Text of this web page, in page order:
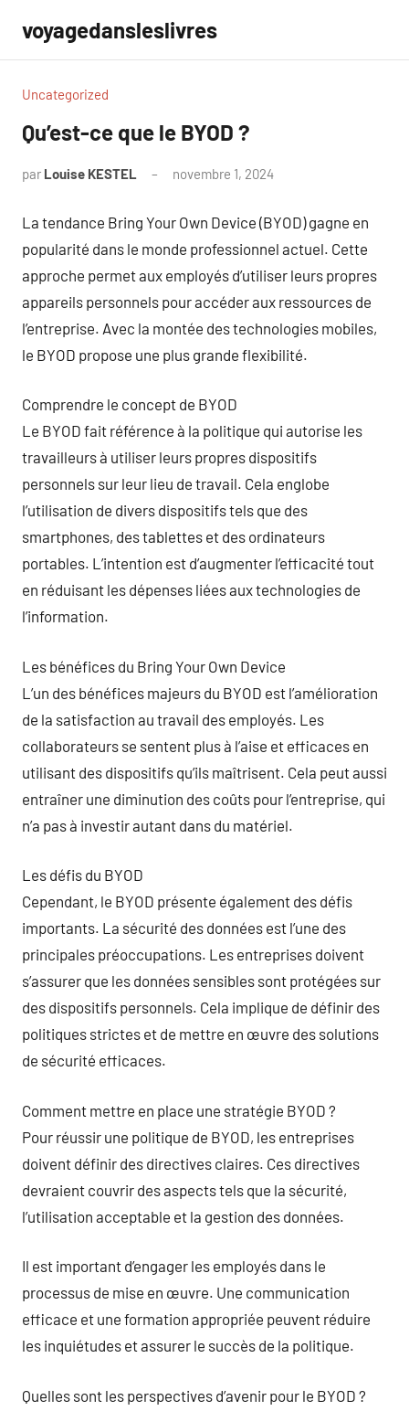
contenu
voyagedansleslivres
Uncategorized
Qu’est-ce que le BYOD ?
par Louise KESTEL novembre 1, 2024
La tendance Bring Your Own Device (BYOD) gagne en
popularité dans le monde professionnel actuel. Cette
approche permet aux employés d’utiliser leurs propres
appareils personnels pour accéder aux ressources de
l’entreprise. Avec la montée des technologies mobiles,
le BYOD propose une plus grande flexibilité.
Comprendre le concept de BYOD
Le BYOD fait référence à la politique qui autorise les
travailleurs à utiliser leurs propres dispositifs
personnels sur leur lieu de travail. Cela englobe
l’utilisation de divers dispositifs tels que des
smartphones, des tablettes et des ordinateurs
portables. L’intention est d’augmenter l’efficacité tout
en réduisant les dépenses liées aux technologies de
l’information.
Les bénéfices du Bring Your Own Device
L’un des bénéfices majeurs du BYOD est l’amélioration
de la satisfaction au travail des employés. Les
collaborateurs se sentent plus à l’aise et efficaces en
utilisant des dispositifs qu’ils maîtrisent. Cela peut aussi
entraîner une diminution des coûts pour l’entreprise, qui
n’a pas à investir autant dans du matériel.
Les défis du BYOD
Cependant, le BYOD présente également des défis
importants. La sécurité des données est l’une des
principales préoccupations. Les entreprises doivent
s’assurer que les données sensibles sont protégées sur
des dispositifs personnels. Cela implique de définir des
politiques strictes et de mettre en œuvre des solutions
de sécurité efficaces.
Comment mettre en place une stratégie BYOD ?
Pour réussir une politique de BYOD, les entreprises
doivent définir des directives claires. Ces directives
devraient couvrir des aspects tels que la sécurité,
l’utilisation acceptable et la gestion des données.
Il est important d’engager les employés dans le
processus de mise en œuvre. Une communication
efficace et une formation appropriée peuvent réduire
les inquiétudes et assurer le succès de la politique.
Quelles sont les perspectives d’avenir pour le BYOD ?